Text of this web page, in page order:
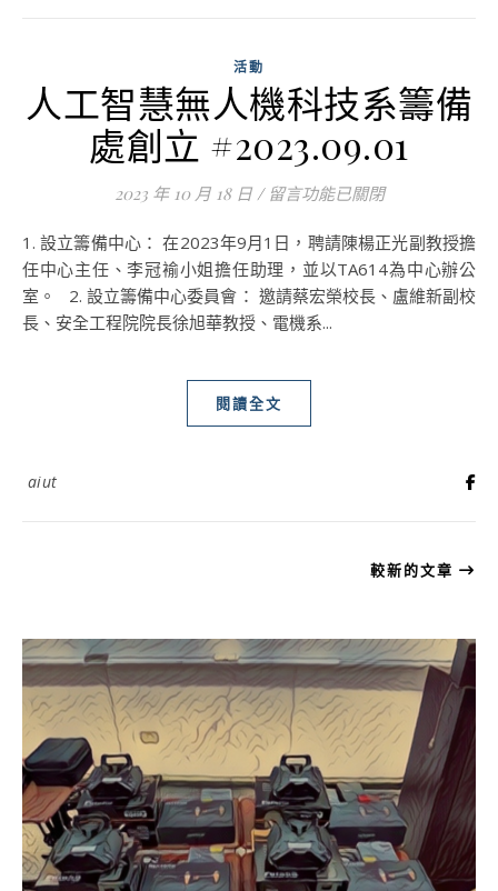
活動
人工智慧無人機科技系籌備
處創立 #2023.09.01
2023 年 10 月 18 日 / 在〈人工智慧無人機科技系籌
留言功能已關閉
1. 設立籌備中心： 在2023年9月1日，聘請陳楊正光副教授擔
任中心主任、李冠褕小姐擔任助理，並以TA614為中心辦公
室。 2. 設立籌備中心委員會： 邀請蔡宏榮校長、盧維新副校
長、安全工程院院長徐旭華教授、電機系...
閱讀全文
aiut
較新的文章